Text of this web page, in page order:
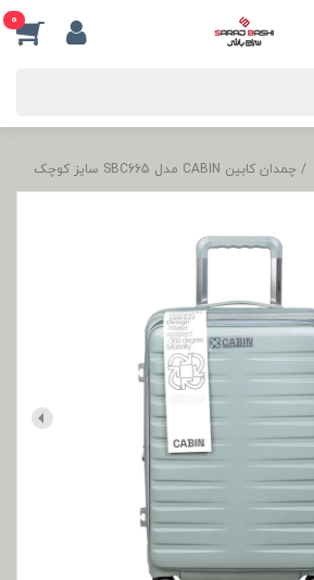
0
چمدان کابین CABIN مدل SBC665 سایز کوچک